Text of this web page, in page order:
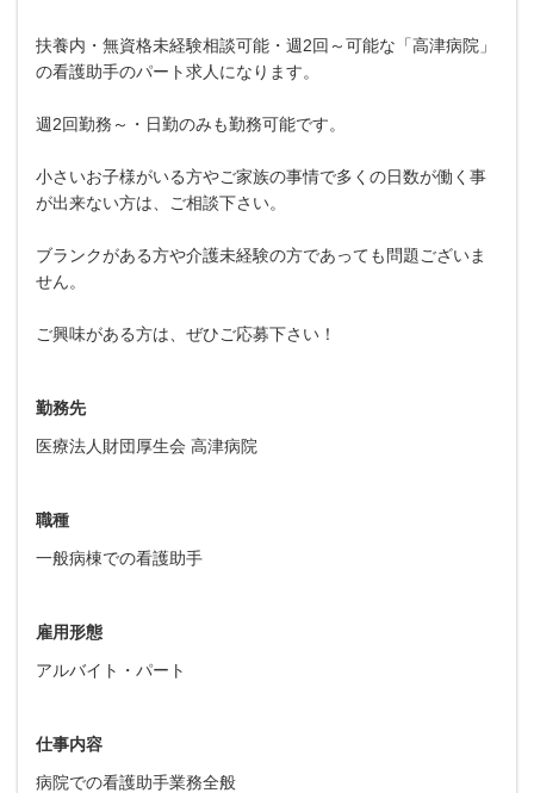
扶養内・無資格未経験相談可能・週2回～可能な「高津病院」
の看護助手のパート求人になります。
週2回勤務～・日勤のみも勤務可能です。
小さいお子様がいる方やご家族の事情で多くの日数が働く事
が出来ない方は、ご相談下さい。
ブランクがある方や介護未経験の方であっても問題ございま
せん。
ご興味がある方は、ぜひご応募下さい！
勤務先
医療法人財団厚生会 高津病院
職種
一般病棟での看護助手
雇用形態
アルバイト・パート
仕事内容
病院での看護助手業務全般